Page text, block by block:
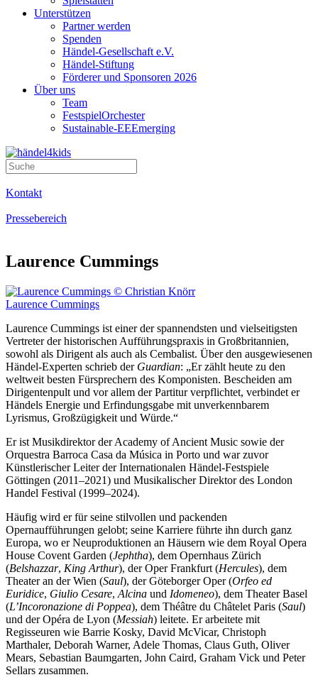
Unterstützen
Partner werden
Spenden
Händel-Gesellschaft e.V.
Händel-Stiftung
Förderer und Sponsoren 2026
Über uns
Team
FestspielOrchester
Sustainable-EEEmerging
Kontakt
Pressebereich
Laurence Cummings
Laurence Cummings
Laurence Cummings ist einer der spannendsten und vielseitigsten
Vertreter der historischen Aufführungspraxis in Großbritannien,
sowohl als Dirigent als auch als Cembalist. Über den ausgewiesenen
Händel-Experten schrieb der Guardian: „Er zählt heute zu den
weltweit besten Fürsprechern des Komponisten. Bescheiden am
Dirigentenpult und vor allem der Partitur verpflichtet, verbindet er
Händels Energie und Erfindungsgabe mit unverkennbarem
Lyrismus, Großzügigkeit und Würde.“
Er ist Musikdirektor der Academy of Ancient Music sowie der
Orquestra Barroca Casa da Música in Porto und war zuvor
Künstlerischer Leiter der Internationalen Händel-Festspiele
Göttingen (2011–2021) und Musikalischer Direktor des London
Handel Festival (1999–2024).
Häufig wird er für seine stilvollen und packenden
Opernaufführungen gelobt; seine Karriere führte ihn durch ganz
Europa, wo er Neuproduktionen an Häusern wie dem Royal Opera
House Covent Garden (Jephtha), dem Opernhaus Zürich
(Belshazzar, King Arthur), der Oper Frankfurt (Hercules), dem
Theater an der Wien (Saul), der Göteborger Oper (Orfeo ed
Euridice, Giulio Cesare, Alcina und Idomeneo), dem Theater Basel
(L’Incoronazione di Poppea), dem Théâtre du Châtelet Paris (Saul)
und der Opéra de Lyon (Messiah) leitete. Er arbeitete mit
Regisseuren wie Barrie Kosky, David McVicar, Christoph
Marthaler, Deborah Warner, Adele Thomas, Claus Guth, Oliver
Mears, Sebastian Baumgarten, John Caird, Graham Vick und Peter
Sellars zusammen.